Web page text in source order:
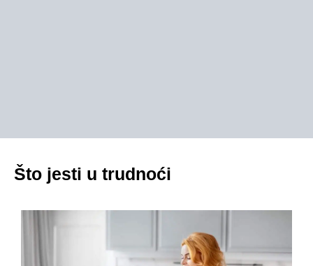
Što jesti u trudnoći